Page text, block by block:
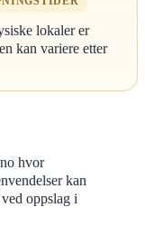
lokaler er
kan variere etter
hvor
kan
oppslag i